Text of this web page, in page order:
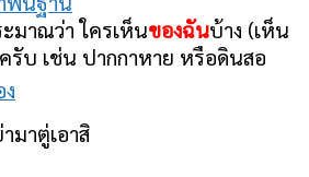
มาณว่า ใครเห็นของฉันบ้าง (เห็น
รับ เช่น ปากกาหาย หรือดินสอ
มาตู่เอาสิ